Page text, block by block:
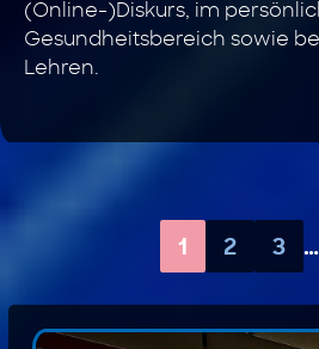
(Online-)Diskurs, im
Gesundheitsbereich sowie
Lehren.
1 2 3 …